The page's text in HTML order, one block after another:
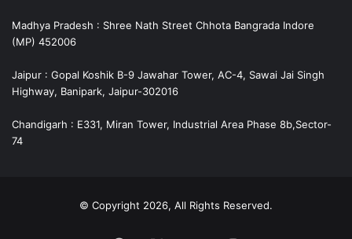
Madhya Pradesh : Shree Nath Street Chhota Bangrada Indore
(MP) 452006
Jaipur : Gopal Koshik B-9 Jawahar Tower, AC-4, Sawai Jai Singh
Highway, Banipark, Jaipur-302016
Chandigarh : E331, Miran Tower, Industrial Area Phase 8b,Sector-
74
© Copyright 2026, All Rights Reserved.